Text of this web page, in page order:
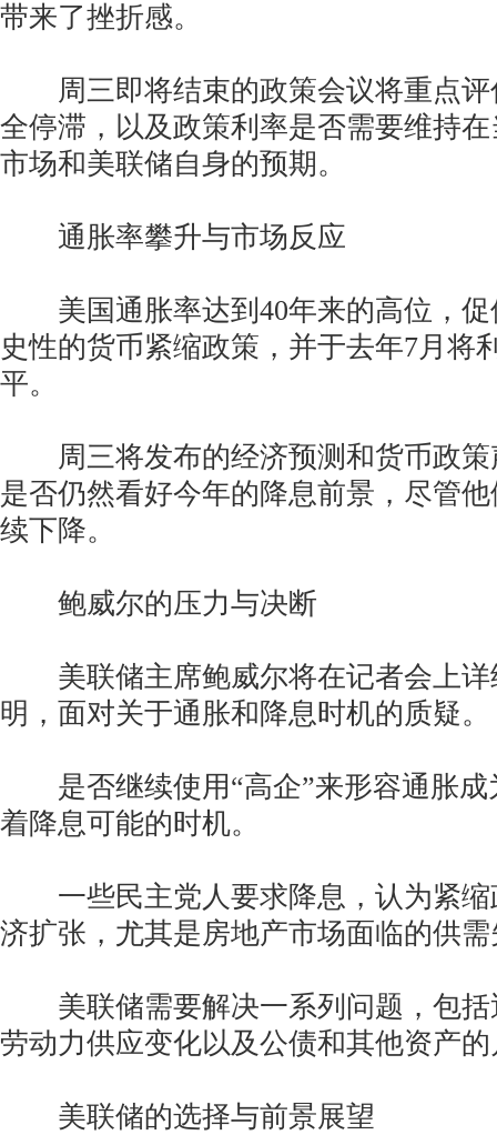
带来了挫折感。
周三即将结束的政策会议将重点评
全停滞，以及政策利率是否需要维持
市场和美联储自身的预期。
通胀率攀升与市场反应
美国通胀率达到40年来的高位，促
史性的货币紧缩政策，并于去年7月将
平。
周三将发布的经济预测和货币政策
是否仍然看好今年的降息前景，尽管
续下降。
鲍威尔的压力与决断
美联储主席鲍威尔将在记者会上详
明，面对关于通胀和降息时机的质疑。
是否继续使用“高企”来形容通胀成
着降息可能的时机。
一些民主党人要求降息，认为紧缩
济扩张，尤其是房地产市场面临的供
美联储需要解决一系列问题，包括
劳动力供应变化以及公债和其他资产
美联储的选择与前景展望